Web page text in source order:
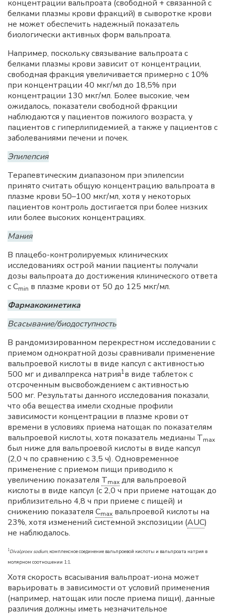
концентрации вальпроата (свободной + связанной с
белками плазмы крови фракций) в сыворотке крови
не может обеспечить надежный показатель
биологически активных форм вальпроата.
Например, поскольку связывание вальпроата с
белками плазмы крови зависит от концентрации,
свободная фракция увеличивается примерно с 10%
при концентрации 40 мкг/мл до 18,5% при
концентрации 130 мкг/мл. Более высокие, чем
ожидалось, показатели свободной фракции
наблюдаются у пациентов пожилого возраста, у
пациентов с гиперлипидемией, а также у пациентов с
заболеваниями печени и почек.
Эпилепсия
Терапевтическим диапазоном при эпилепсии
принято считать общую концентрацию вальпроата в
плазме крови 50–100 мкг/мл, хотя у некоторых
пациентов контроль достигается при более низких
или более высоких концентрациях.
Мания
В плацебо-контролируемых клинических
исследованиях острой мании пациенты получали
дозы вальпроата до достижения клинического ответа
с Cmin в плазме крови от 50 до 125 мкг/мл.
Фармакокинетика
Всасывание/биодоступность
В рандомизированном перекрестном исследовании с
приемом однократной дозы сравнивали применение
вальпроевой кислоты в виде капсул с активностью
500 мг и дивалпрекса натрия1в виде таблеток с
отсроченным высвобождением с активностью
500 мг. Результаты данного исследования показали,
что оба вещества имели сходные профили
зависимости концентрации в плазме крови от
времени в условиях приема натощак по показателям
вальпроевой кислоты, хотя показатель медианы Tmax
был ниже для вальпроевой кислоты в виде капсул
(2,0 ч по сравнению с 3,5 ч). Одновременное
применение с приемом пищи приводило к
увеличению показателя Tmax для вальпроевой
кислоты в виде капсул (с 2,0 ч при приеме натощак до
приблизительно 4,8 ч при приеме с пищей) и
снижению показателя Cmax вальпроевой кислоты на
23%, хотя изменений системной экспозиции (AUC)
не наблюдалось.
1Divalproex sodium, комплексное соединение вальпроевой кислоты и вальпроата натрия в
молярном соотношении 1:1.
Хотя скорость всасывания вальпроат-иона может
варьировать в зависимости от условий применения
(например, натощак или после приема пищи), данные
различия должны иметь незначительное